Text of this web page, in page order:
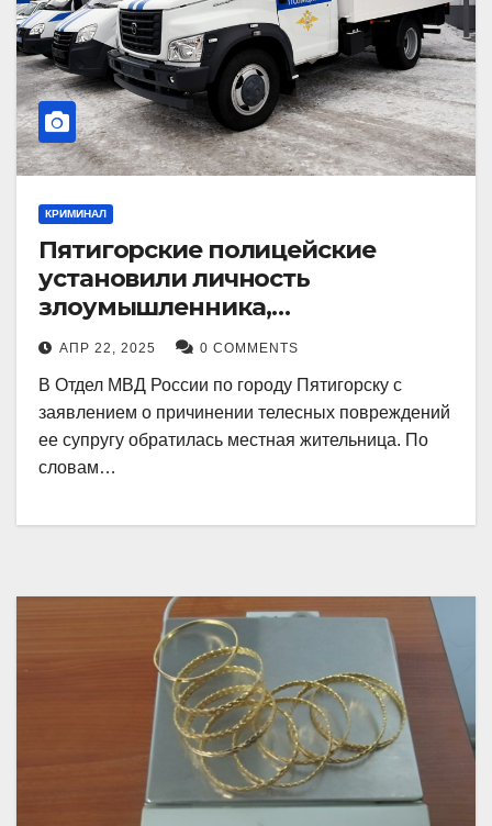
КРИМИНАЛ
Пятигорские полицейские
установили личность
злоумышленника,
причинившего телесные
повреждения местному жителю
АПР 22, 2025 0 COMMENTS
В Отдел МВД России по городу Пятигорску с
заявлением о причинении телесных повреждений
ее супругу обратилась местная жительница. По
словам…